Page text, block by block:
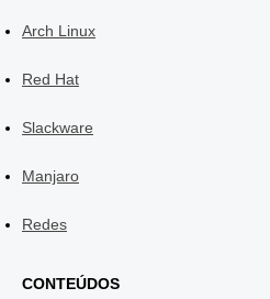
Arch Linux
Red Hat
Slackware
Manjaro
Redes
CONTEÚDOS